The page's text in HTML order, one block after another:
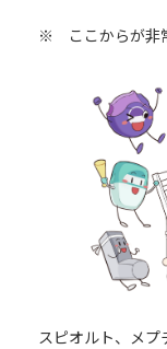
※ ここからが非
スピオルト、メプ